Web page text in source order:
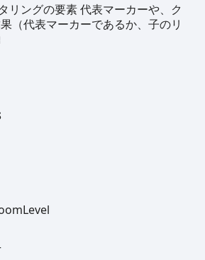
リングの要素代表マーカーや、ク
（代表マーカーであるか、子のリ
Level